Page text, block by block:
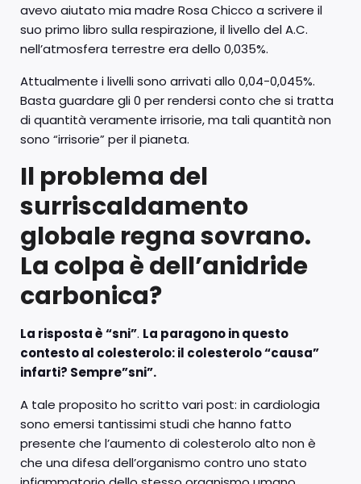
avevo aiutato mia madre Rosa Chicco a scrivere il
suo primo libro sulla respirazione, il livello del A.C.
nell’atmosfera terrestre era dello 0,035%.
Attualmente i livelli sono arrivati allo 0,04-0,045%.
Basta guardare gli 0 per rendersi conto che si tratta
di quantità veramente irrisorie, ma tali quantità non
sono “irrisorie” per il pianeta.
Il problema del
surriscaldamento
globale regna sovrano.
La colpa è dell’anidride
carbonica?
La risposta è “sni”. La paragono in questo
contesto al colesterolo: il colesterolo “causa”
infarti? Sempre”sni”.
A tale proposito ho scritto vari post: in cardiologia
sono emersi tantissimi studi che hanno fatto
presente che l’aumento di colesterolo alto non è
che una difesa dell’organismo contro uno stato